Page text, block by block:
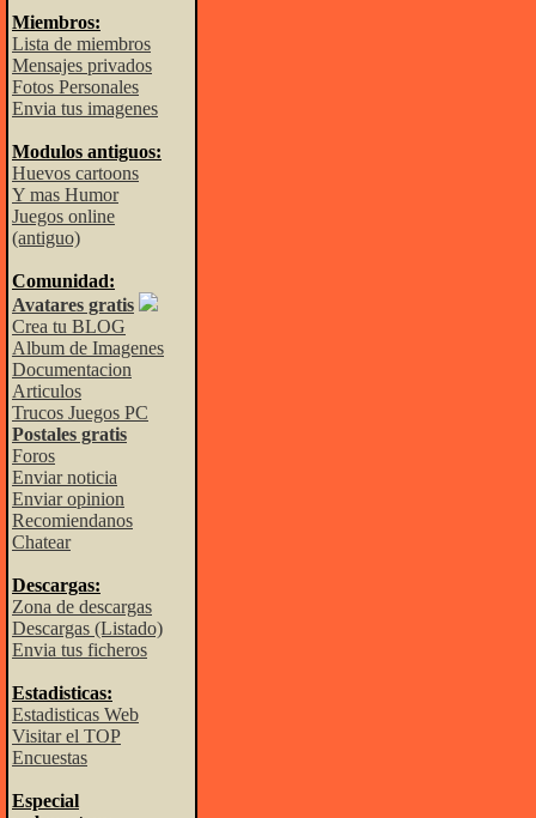
Miembros:
Lista de miembros
Mensajes privados
Fotos Personales
Envia tus imagenes
Modulos antiguos:
Huevos cartoons
Y mas Humor
Juegos online
(antiguo)
Comunidad:
Avatares gratis
Crea tu BLOG
Album de Imagenes
Documentacion
Articulos
Trucos Juegos PC
Postales gratis
Foros
Enviar noticia
Enviar opinion
Recomiendanos
Chatear
Descargas:
Zona de descargas
Descargas (Listado)
Envia tus ficheros
Estadisticas:
Estadisticas Web
Visitar el TOP
Encuestas
Especial